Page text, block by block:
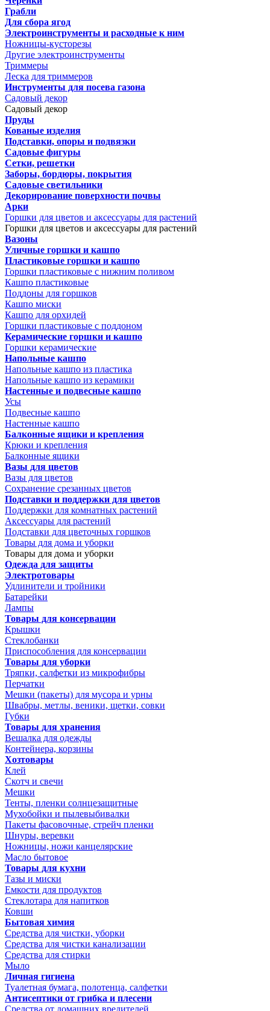
Грабли
Для сбора ягод
Электроинструменты и расходные к ним
Ножницы-кусторезы
Другие электроинструменты
Триммеры
Леска для триммеров
Инструменты для посева газона
Садовый декор
Садовый декор
Пруды
Кованые изделия
Подставки, опоры и подвязки
Садовые фигуры
Сетки, решетки
Заборы, бордюры, покрытия
Садовые светильники
Декорирование поверхности почвы
Арки
Горшки для цветов и аксессуары для растений
Горшки для цветов и аксессуары для растений
Вазоны
Уличные горшки и кашпо
Пластиковые горшки и кашпо
Горшки пластиковые с нижним поливом
Кашпо пластиковые
Поддоны для горшков
Кашпо миски
Кашпо для орхидей
Горшки пластиковые с поддоном
Керамические горшки и кашпо
Горшки керамические
Напольные кашпо
Напольные кашпо из пластика
Напольные кашпо из керамики
Настенные и подвесные кашпо
Усы
Подвесные кашпо
Настенные кашпо
Балконные ящики и крепления
Крюки и крепления
Балконные ящики
Вазы для цветов
Вазы для цветов
Сохранение срезанных цветов
Подставки и поддержки для цветов
Поддержки для комнатных растений
Аксессуары для растений
Подставки для цветочных горшков
Товары для дома и уборки
Товары для дома и уборки
Одежда для защиты
Электротовары
Удлинители и тройники
Батарейки
Лампы
Товары для консервации
Крышки
Стеклобанки
Приспособления для консервации
Товары для уборки
Тряпки, салфетки из микрофибры
Перчатки
Мешки (пакеты) для мусора и урны
Швабры, метлы, веники, щетки, совки
Губки
Товары для хранения
Вешалка для одежды
Контейнера, корзины
Хозтовары
Клей
Скотч и свечи
Мешки
Тенты, пленки солнцезащитные
Мухобойки и пылевыбивалки
Пакеты фасовочные, стрейч пленки
Шнуры, веревки
Ножницы, ножи канцелярские
Масло бытовое
Товары для кухни
Тазы и миски
Емкости для продуктов
Стеклотара для напитков
Ковши
Бытовая химия
Средства для чистки, уборки
Средства для чистки канализации
Средства для стирки
Мыло
Личная гигиена
Туалетная бумага, полотенца, салфетки
Антисептики от грибка и плесени
Средства от домашних вредителей